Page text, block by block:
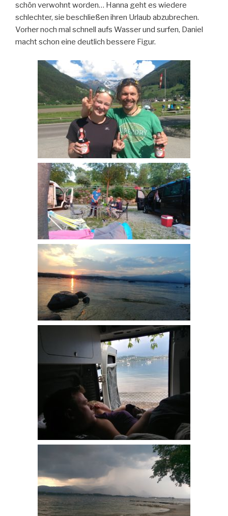
schön verwohnt worden… Hanna geht es wiedere
schlechter, sie beschließen ihren Urlaub abzubrechen.
Vorher noch mal schnell aufs Wasser und surfen, Daniel
macht schon eine deutlich bessere Figur.